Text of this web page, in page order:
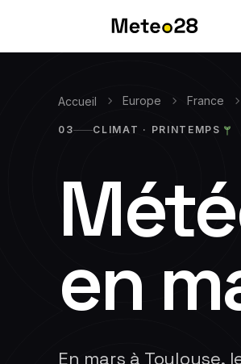
Accueil Europe France
03 CLIMAT · PRINTEMPS
en
En mars à